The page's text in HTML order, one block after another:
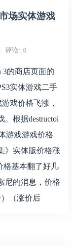
场实体游戏
评论 0
3的商店页面的
实体游戏二手
戏价格飞涨，
根据destructoi
游戏游戏价格
》实体版价格涨
格基本翻了好几
尼的消息，价格
（涨价后